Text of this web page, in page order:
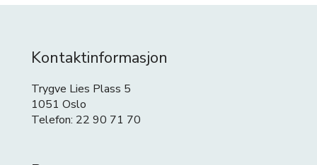
Kontaktinformasjon
Trygve Lies Plass 5
1051 Oslo
Telefon: 22 90 71 70